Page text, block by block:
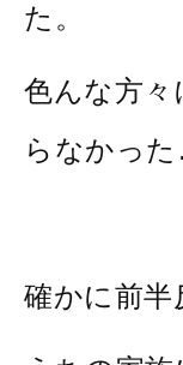
た。
色んな方々
らなかっ
確かに前半